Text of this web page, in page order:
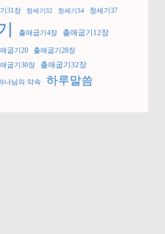
31장 창세기32 창세기34 창세기37
출애굽기4장 출애굽기12장
굽기20
출애굽기28장
굽기30장 출애굽기32장
나님의 약속 하루말씀